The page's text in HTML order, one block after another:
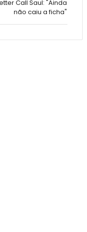
Call Saul: "Ainda
não caiu a ficha"